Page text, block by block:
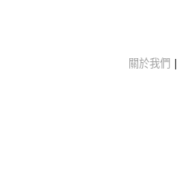
關於我們 |